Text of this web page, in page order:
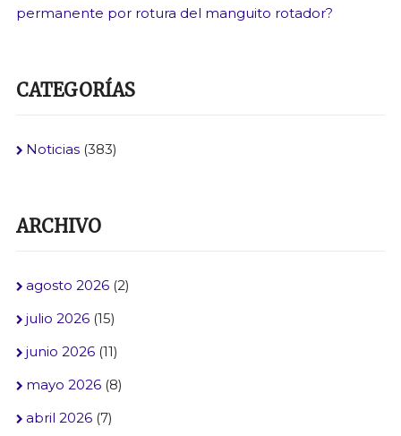
permanente por rotura del manguito rotador?
CATEGORÍAS
Noticias(383)
ARCHIVO
agosto 2026(2)
julio 2026(15)
junio 2026(11)
mayo 2026(8)
abril 2026(7)